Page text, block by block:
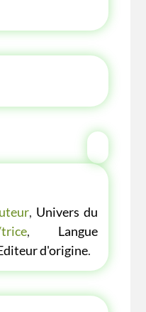
, Univers du
, Langue
d'origine.